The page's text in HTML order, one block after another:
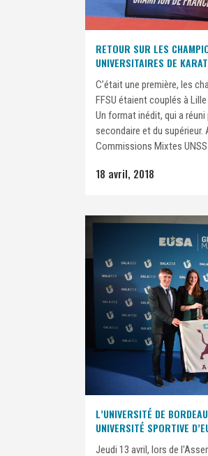
RETOUR SUR LES
UNIVERSITAIRES DE
C’était une première, les
FFSU étaient couplés à
Un format inédit, qui a
secondaire et du supérieur.
Commissions Mixtes UNSS
18 avril, 2018
L’UNIVERSITÉ DE
UNIVERSITÉ SPORTIVE
Jeudi 13 avril, lors de